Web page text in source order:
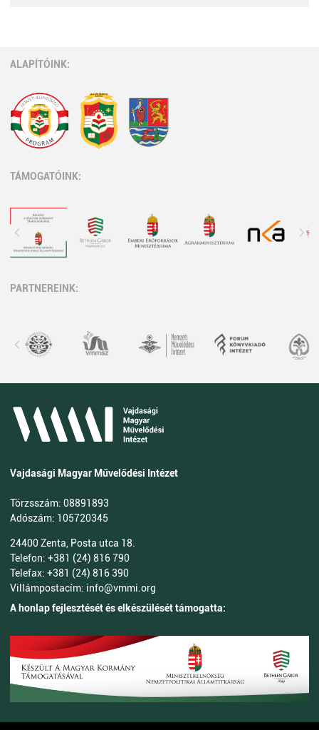
ALAPÍTÓINK:
TÁMOGATÓINK:
PARTNEREINK:
Vajdasági Magyar Művelődési Intézet
Törzsszám: 08891893
Adószám: 105720345
24400 Zenta, Posta utca 18.
Telefon: +381 (24) 816 790
Telefax: +381 (24) 816 390
Villámpostacím: info@vmmi.org
A honlap fejlesztését és elkészülését támogatta: